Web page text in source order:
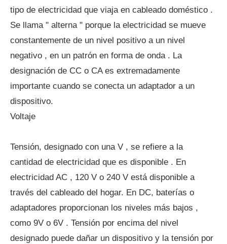
tipo de electricidad que viaja en cableado doméstico .
Se llama " alterna " porque la electricidad se mueve
constantemente de un nivel positivo a un nivel
negativo , en un patrón en forma de onda . La
designación de CC o CA es extremadamente
importante cuando se conecta un adaptador a un
dispositivo.
Voltaje
Tensión, designado con una V , se refiere a la
cantidad de electricidad que es disponible . En
electricidad AC , 120 V o 240 V está disponible a
través del cableado del hogar. En DC, baterías o
adaptadores proporcionan los niveles más bajos ,
como 9V o 6V . Tensión por encima del nivel
designado puede dañar un dispositivo y la tensión por